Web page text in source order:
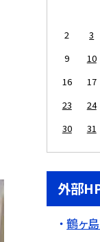
2
3
9
10
16
17
23
24
30
31
外部
鶴ヶ